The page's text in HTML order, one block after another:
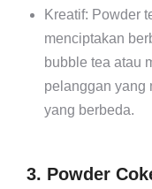
Kreatif: Powder
menciptakan
bubble tea atau
pelanggan yang
yang berbeda.
3. Powder